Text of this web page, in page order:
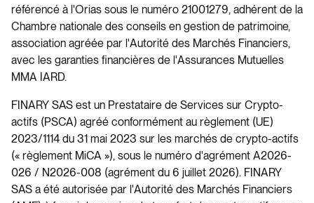
référencé à l'Orias sous le numéro 21001279, adhérent de la
Chambre nationale des conseils en gestion de patrimoine,
association agréée par l'Autorité des Marchés Financiers,
avec les garanties financières de l'Assurances Mutuelles
MMA IARD.
FINARY SAS est un Prestataire de Services sur Crypto-
actifs (PSCA) agréé conformément au règlement (UE)
2023/1114 du 31 mai 2023 sur les marchés de crypto-actifs
(« règlement MiCA »), sous le numéro d'agrément A2026-
026 / N2026-008 (agrément du 6 juillet 2026). FINARY
SAS a été autorisée par l'Autorité des Marchés Financiers